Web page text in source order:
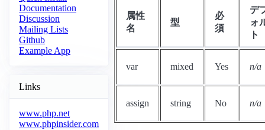
Documentation
Discussion
Mailing Lists
Github
Example App
Links
www.php.net
www.phpinsider.com
属性
名
型
必
須
デ
ォ
ト
var mixed Yes n/a
assign string No n/a